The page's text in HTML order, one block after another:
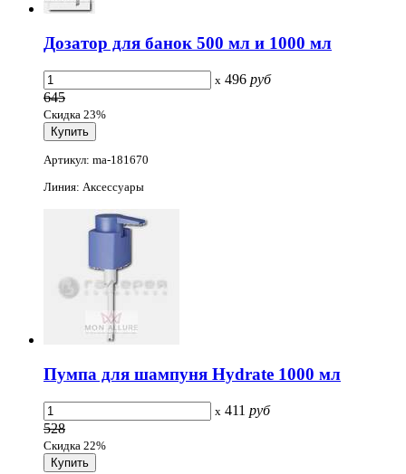
Дозатор для банок 500 мл и 1000 мл
x 496 руб
645
Скидка 23%
Артикул: ma-181670
Линия: Аксессуары
Пумпа для шампуня Hydrate 1000 мл
x 411 руб
528
Скидка 22%